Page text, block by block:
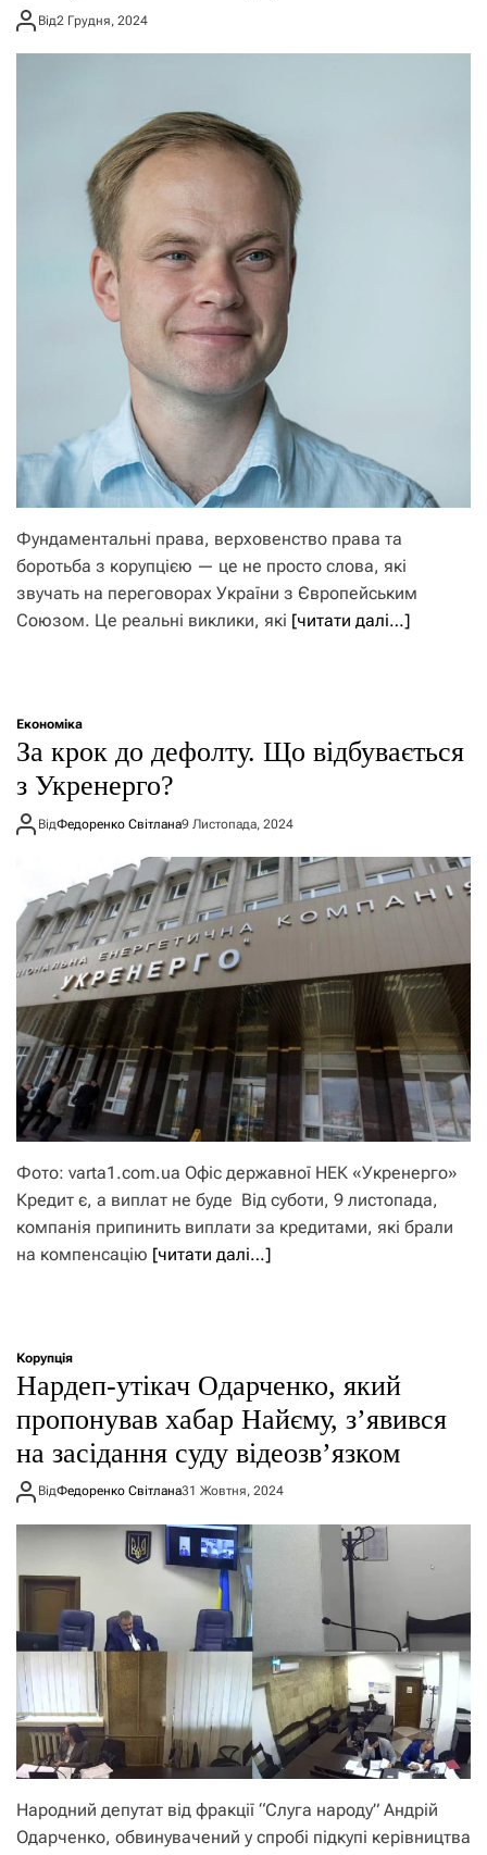
Від2 Грудня, 2024
Фундаментальні права, верховенство права та
боротьба з корупцією — це не просто слова, які
звучать на переговорах України з Європейським
Союзом. Це реальні виклики, які [читати далі…]
Економіка
​​За крок до дефолту. Що відбувається
з Укренерго?
ВідФедоренко Світлана9 Листопада, 2024
Фото: varta1.com.ua Офіс державної НЕК «Укренерго»
Кредит є, а виплат не буде Від суботи, 9 листопада,
компанія припинить виплати за кредитами, які брали
на компенсацію [читати далі…]
Корупція
Нардеп-утікач Одарченко, який
пропонував хабар Найєму, з’явився
на засідання суду відеозв’язком
ВідФедоренко Світлана31 Жовтня, 2024
Народний депутат від фракції “Слуга народу” Андрій
Одарченко, обвинувачений у спробі підкупі керівництва